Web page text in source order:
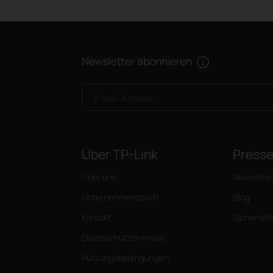
Newsletter abonnieren
Über TP-Link
Über uns
Unternehmensprofil
Kontakt
Datenschutzhinweise
Nutzungsbedingungen
Presse
News/
Blog